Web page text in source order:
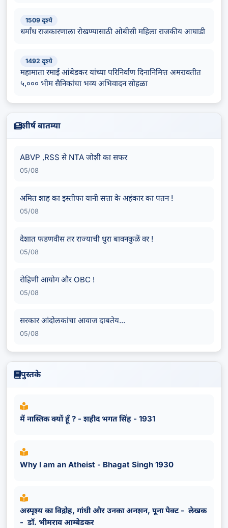
1509 दृश्ये
धर्मांध राजकारणाला रोखण्यासाठी ओबीसी महिला राजकीय आघाडी
1492 दृश्ये
महामाता रमाई आंबेडकर यांच्या परिनिर्वाण दिनानिमित्त अमरावतीत
५,००० भीम सैनिकांचा भव्य अभिवादन सोहळा
शीर्ष बातम्या
ABVP ,RSS से NTA जोशी का सफर
05/08
अमित शाह का इस्तीफा यानी सत्ता के अहंकार का पतन !
05/08
देशात फडणवीस तर राज्याची धुरा बावनकुळें वर !
05/08
रोहिणी आयोग और OBC !
05/08
सरकार आंदोलकांचा आवाज दाबतेय...
05/08
पुस्तके
मैं नास्तिक क्यों हूँ ? - शहीद भगत सिंह - 1931
Why I am an Atheist - Bhagat Singh 1930
अस्पृश्य का विद्रोह, गांधी और उनका अनशन, पूना पैक्ट - लेखक
- डॉ. भीमराव आम्बेडकर